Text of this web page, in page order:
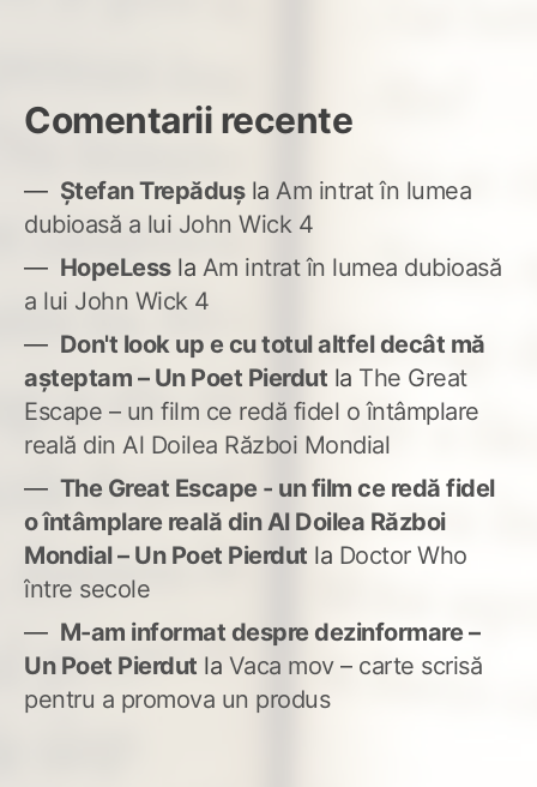
Comentarii recente
Ștefan Trepădușla Am intrat în lumea
dubioasă a lui John Wick 4
HopeLessla Am intrat în lumea dubioasă
a lui John Wick 4
Don't look up e cu totul altfel decât mă
așteptam – Un Poet Pierdut la The Great
Escape – un film ce redă fidel o întâmplare
reală din Al Doilea Război Mondial
The Great Escape - un film ce redă fidel
o întâmplare reală din Al Doilea Război
Mondial – Un Poet Pierdut la Doctor Who
între secole
M-am informat despre dezinformare –
Un Poet Pierdut la Vaca mov – carte scrisă
pentru a promova un produs